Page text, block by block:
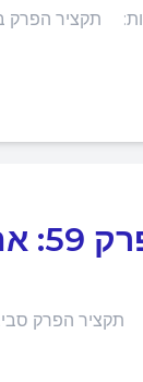
תקציר הפרק
הפרק